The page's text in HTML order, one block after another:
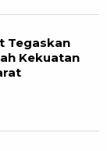
Tegaskan
Kekuatan